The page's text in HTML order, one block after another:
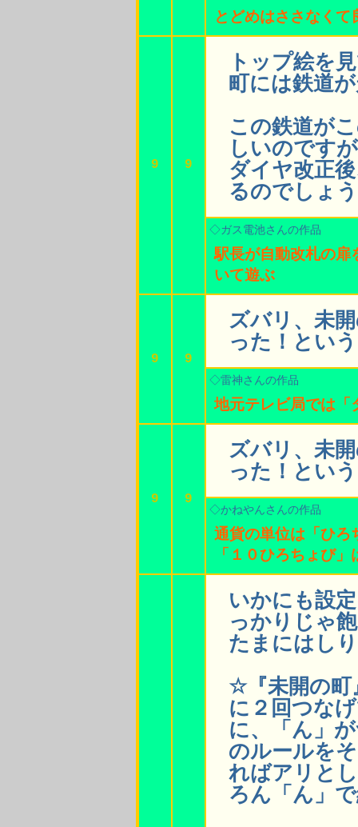
とどめはささなくて
9 9
トップ絵を
町には鉄道
この鉄道が
しいのです
ダイヤ改正
るのでしょ
◇ガス電池さんの作品
駅長が自動改札の扉
いて遊ぶ
9 9
ズバリ、未
った！とい
◇雷神さんの作品
地元テレビ局では「
9 9
ズバリ、未
った！とい
◇かねやんさんの作品
通貨の単位は「ひろ
「１０ひろちょび
いかにも設
っかりじゃ
たまにはし
☆『未開の町
に２回つな
に、「ん」
のルールを
ればアリと
ろん「ん」